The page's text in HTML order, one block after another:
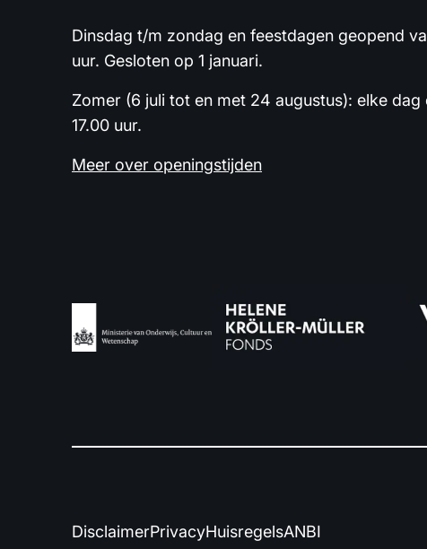
Dinsdag t/m zondag en feestdagen geopend
uur. Gesloten op 1 januari.
Zomer (6 juli tot en met 24 augustus): elke dag
17.00 uur.
Meer over openingstijden
DisclaimerPrivacyHuisregelsANBI